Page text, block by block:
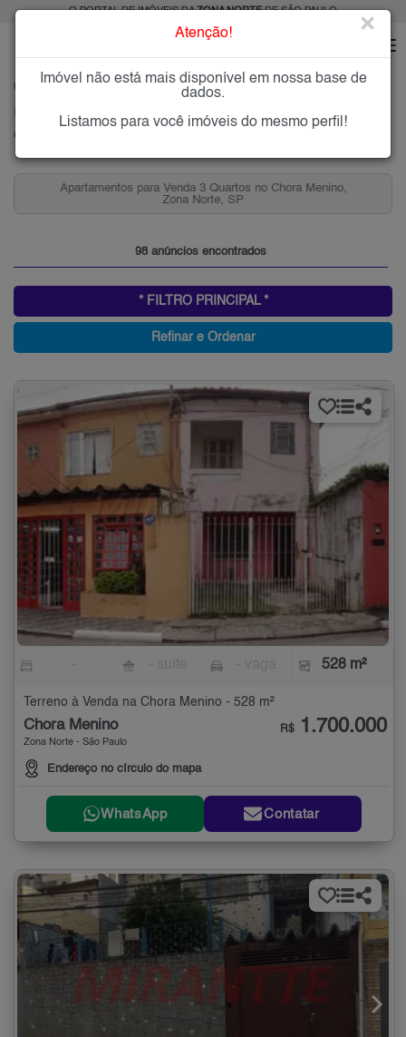
O PORTAL DE IMÓVEIS DAZONA NORTEDE SÃO PAULO
CHORA MENINO
Imóveis à Venda na Chora Menino, Zona Norte de São Paulo
Chora Menino, Zona Norte
Apartamentos para Venda 3 Quartos no Chora Menino,
Zona Norte, SP
98 anúncios encontrados
* FILTRO PRINCIPAL *
Refinar e Ordenar
528 m²
Terreno à Venda na Chora Menino - 528 m²
Chora Menino
Zona Norte - São Paulo
Endereço no círculo do mapa
R$ 1.700.000
WhatsApp Contatar
Atenção! ×
Imóvel não está mais disponível em nossa base de
dados.
Listamos para você imóveis do mesmo perfil!